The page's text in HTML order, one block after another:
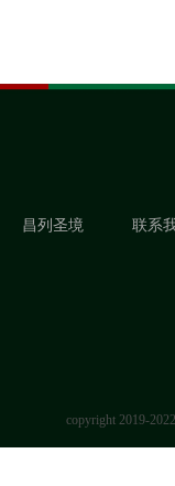
昌列圣境 联系
copyright 2019-